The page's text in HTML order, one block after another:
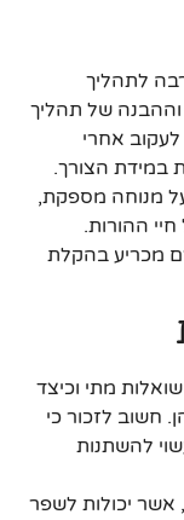
לתהליך
וההבנה של תהליך
אחרי
במידת הצורך.
מנוחה מספקת,
ההורות.
מכריע בהקלת
מתי וכיצד
חשוב לזכור כי
להשתנות
אשר יכולות לשפר